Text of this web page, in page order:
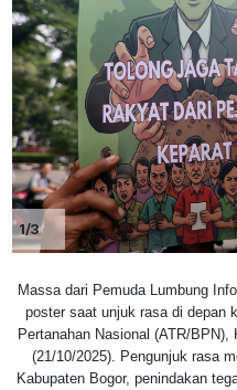
1/3
Massa dari Pemuda Lumbung
poster saat unjuk rasa di depan
Pertanahan Nasional (ATR/
(21/10/2025). Pengunjuk rasa
Kabupaten Bogor, penindakan